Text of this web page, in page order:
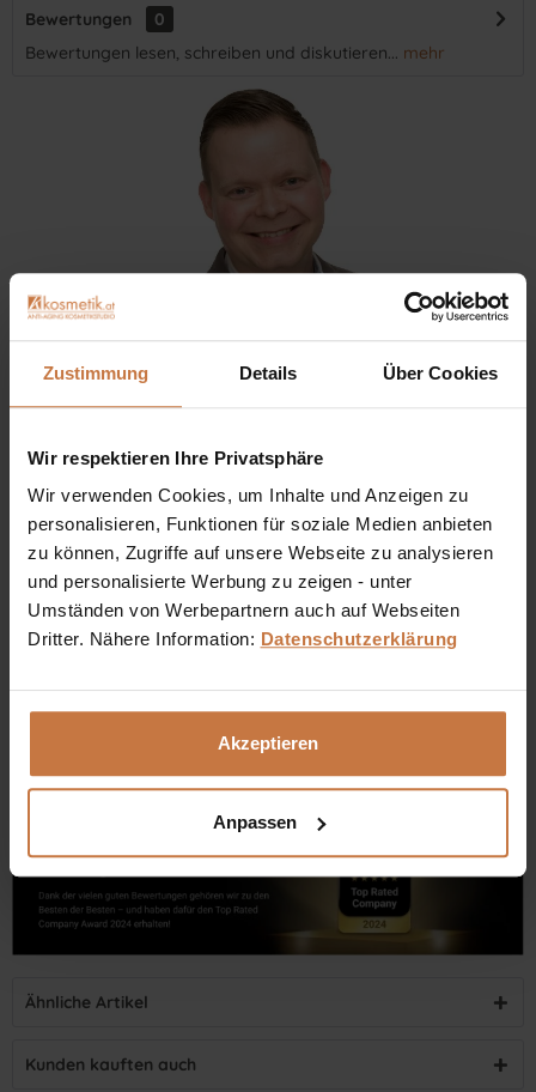
Zustimmung Details Über Cookies
Wir respektieren Ihre Privatsphäre
Wir verwenden Cookies, um Inhalte und Anzeigen zu
personalisieren, Funktionen für soziale Medien anbieten
zu können, Zugriffe auf unsere Webseite zu analysieren
und personalisierte Werbung zu zeigen - unter
Umständen von Werbepartnern auch auf Webseiten
Dritter. Nähere Information: Datenschutzerklärung
Akzeptieren
Anpassen
Bewertungen
0
Bewertungen lesen, schreiben und diskutieren... mehr
Sie haben eine Frage? Sie wünschen sich eine
Produktberatung oder wollen nur wissen, wie man das
kosmetische Produkt richtig anwendet?
Ich stehe Ihnen gerne persönlich zur Verfügung:
+43 (0)699 17 310 310
Ähnliche Artikel
Kunden kauften auch